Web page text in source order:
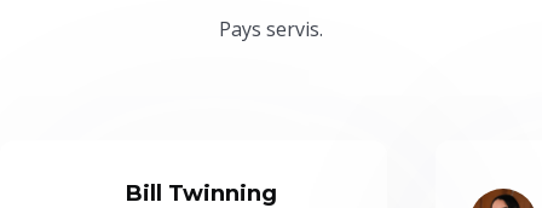
Pays servis.
Bill Twinning